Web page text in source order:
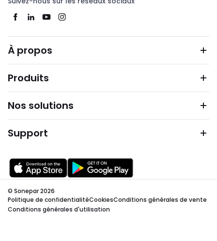
À propos
Produits
Nos solutions
Support
© Sonepar 2026
Politique de confidentialitéCookiesConditions générales de vente
Conditions générales d'utilisation